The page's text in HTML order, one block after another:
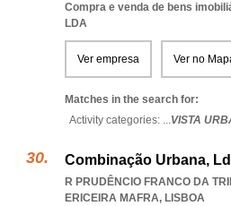
Compra e venda de bens
LDA
Ver empresa Ver no
Matches in the search for:
Activity categories: ...VISTA
Combinação Urbana,
R PRUDÊNCIO FRANCO DA
ERICEIRA MAFRA, LISBOA